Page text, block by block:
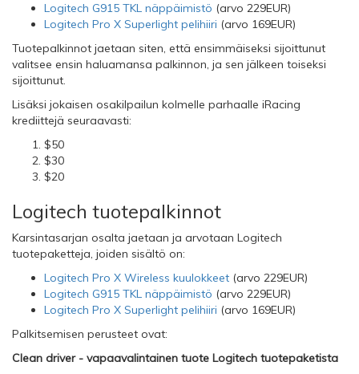
Logitech G915 TKL näppäimistö (arvo 229EUR)
Logitech Pro X Superlight pelihiiri (arvo 169EUR)
Tuotepalkinnot jaetaan siten, että ensimmäiseksi sijoittunut
valitsee ensin haluamansa palkinnon, ja sen jälkeen toiseksi
sijoittunut.
Lisäksi jokaisen osakilpailun kolmelle parhaalle iRacing
krediittejä seuraavasti:
$50
$30
$20
Logitech tuotepalkinnot
Karsintasarjan osalta jaetaan ja arvotaan Logitech
tuotepaketteja, joiden sisältö on:
Logitech Pro X Wireless kuulokkeet (arvo 229EUR)
Logitech G915 TKL näppäimistö (arvo 229EUR)
Logitech Pro X Superlight pelihiiri (arvo 169EUR)
Palkitsemisen perusteet ovat:
Clean driver - vapaavalintainen tuote Logitech tuotepaketista